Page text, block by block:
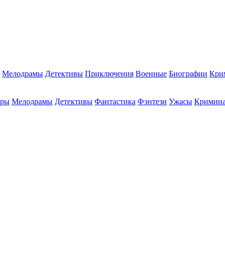
Мелодрамы Детективы Приключения Военные Биографии
Мелодрамы Детективы Фантастика Фэнтези Ужасы